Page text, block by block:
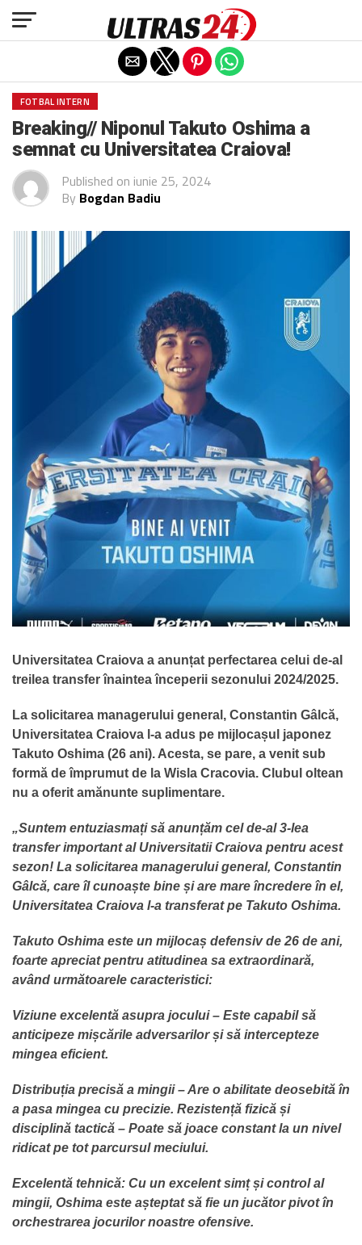
FOTBAL INTERN
Breaking// Niponul Takuto Oshima a
semnat cu Universitatea Craiova!
Published on iunie 25, 2024
By Bogdan Badiu
Universitatea Craiova a anunțat perfectarea celui de-al
treilea transfer înaintea începerii sezonului 2024/2025.
La solicitarea managerului general, Constantin Gâlcă,
Universitatea Craiova l-a adus pe mijlocașul japonez
Takuto Oshima (26 ani). Acesta, se pare, a venit sub
formă de împrumut de la Wisla Cracovia. Clubul oltean
nu a oferit amănunte suplimentare.
„Suntem entuziasmați să anunțăm cel de-al 3-lea
transfer important al Universitatii Craiova pentru acest
sezon! La solicitarea managerului general, Constantin
Gâlcă, care îl cunoaște bine și are mare încredere în el,
Universitatea Craiova l-a transferat pe Takuto Oshima.
Takuto Oshima este un mijlocaș defensiv de 26 de ani,
foarte apreciat pentru atitudinea sa extraordinară,
având următoarele caracteristici:
Viziune excelentă asupra jocului – Este capabil să
anticipeze mișcările adversarilor și să intercepteze
mingea eficient.
Distribuția precisă a mingii – Are o abilitate deosebită în
a pasa mingea cu precizie. Rezistență fizică și
disciplină tactică – Poate să joace constant la un nivel
ridicat pe tot parcursul meciului.
Excelentă tehnică: Cu un excelent simț și control al
mingii, Oshima este așteptat să fie un jucător pivot în
orchestrarea jocurilor noastre ofensive.
Exit mobile version